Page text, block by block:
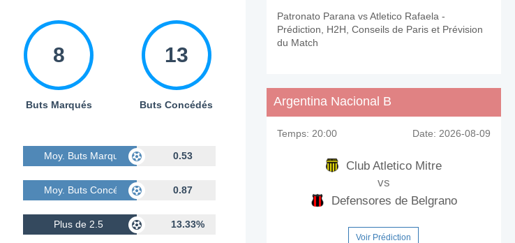
8
Buts Marqués
13
Buts Concédés
Moy. Buts Marqués 0.53
Moy. Buts Concédés 0.87
Plus de 2.5 13.33%
Patronato Parana vs Atletico Rafaela -
Prédiction, H2H, Conseils de Paris et Prévision
du Match
Argentina Nacional B
Temps: 20:00 Date: 2026-08-09
Club Atletico Mitre
vs
Defensores de Belgrano
Voir Prédiction